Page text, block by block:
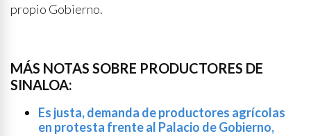
propio Gobierno.
MÁS NOTAS SOBRE PRODUCTORES DE
SINALOA:
Es justa, demanda de productores agrícolas
en protesta frente al Palacio de Gobierno,